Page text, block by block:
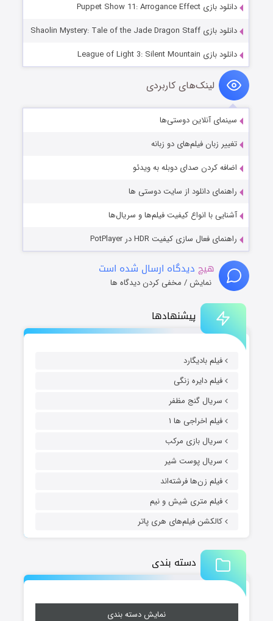
پیشنهادها
فیلم بادیگارد
فیلم دایره زنگی
سریال گنج مظفر
فیلم اخراجی ها ۱
سریال بازی مرکب
سریال پوست شیر
فیلم زن‌ها فرشته‌اند
فیلم متری شیش و نیم
کالکشن فیلم‌های هری پاتر
دسته بندی
نمایش دسته بندی
دانلود بازی Puppet Show 11: Arrogance Effect
دانلود بازی Shaolin Mystery: Tale of the Jade Dragon Staff
دانلود بازی League of Light 3: Silent Mountain
لینک‌های کاربردی
سینمای آنلاین دوستی‌ها
تغییر زبان فیلم‌های دو زبانه
اضافه کردن صدای دوبله به ویدئو
راهنمای دانلود از سایت دوستی ها
آشنایی با انواع کیفیت فیلم‌ها و سریال‌ها
راهنمای فعال سازی کیفیت HDR در PotPlayer
هیچ دیدگاه ارسال شده است
نمایش / مخفی کردن دیدگاه ها